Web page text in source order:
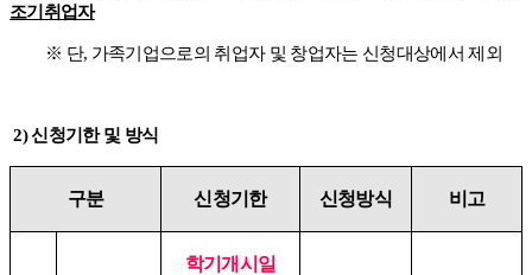
조기취업자
※ 단, 가족기업으로의 취업자 및 창업자는 신청대상에서 제외
2)신청기한 및 방식
구분 신청기한 신청방식 비고
학기개시일